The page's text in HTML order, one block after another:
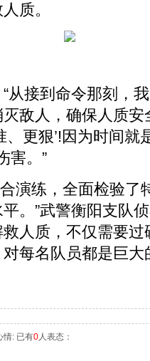
质。
从接到命令那刻，
敌人，确保人质
、更狠’!因为时间就
害。”
合演练，全面检验
。”武警衡阳支队
人质，不仅需要
每名队员都是巨大
情: 已有0人表态：